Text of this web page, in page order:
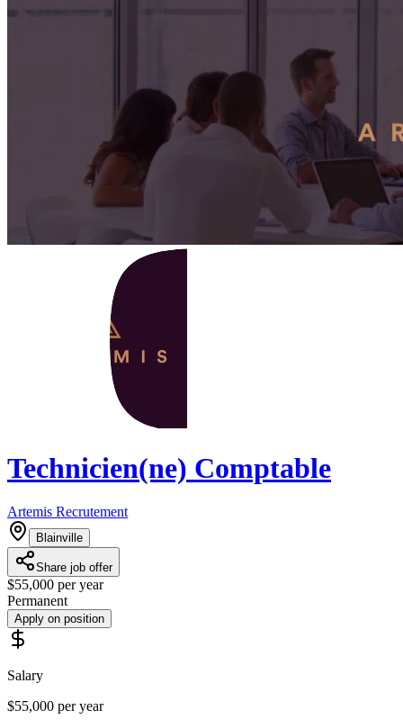
Technicien(ne) Comptable
Artemis Recrutement
Blainville
Share job offer
$55,000 per year
Permanent
Apply on position
Salary
$55,000 per year